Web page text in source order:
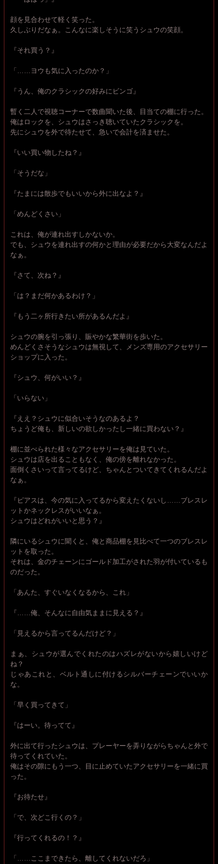
顔を見合わせて軽く笑った。
久しぶりだなぁ。こんなに楽しそうに笑うシュウの笑顔。
『それ買う？』
「……ヨウも気に入ったのか？」
『うん、俺のクラシックの好みにビンゴ』
暫く二人で視聴コーナーで数曲聞いた後、目当ての棚に行った。
俺はロックを、シュウはさっき聴いていたクラシックを。
先にシュウを外で待たせて、急いで会計を済ませた。
『いい買い物したね？』
「そうだな」
『たまには散歩でもいいから外に出なよ？』
「めんどくさい」
これは、俺が連れ出すしかないか。
でも、シュウを連れ出すの何かと理由が必要だから大変なんだよ
なぁ。
『さて、次ね？』
「は？まだ何かあるわけ？」
『もう二ヶ所行きたい所があるんだよ』
シュウの腕を引っ張り、賑やかな繁華街を歩いた。
めんどくさそうなシュウは無視して、メンズ専用のアクセサリー
ショップに入った。
『シュウ、何がいい？』
「いらない」
『ええ？シュウに似合いそうなのあるよ？
ちょうど俺も、新しいの欲しかったし一緒に買わない？』
棚に並べられた様々なアクセサリーを俺は見ていた。
シュウは店を出ることもなく、俺の傍を離れなかった。
面倒くさいって言ってるけど、ちゃんとついてきてくれるんだよ
なぁ。
『ピアスは、今の気に入ってるから変えたくないし……ブレスレ
ットかネックレスがいいなぁ。
シュウはどれがいいと思う？』
隣にいるシュウに聞くと、俺と商品棚を見比べて一つのブレスレ
ットを取った。
それは、金のチェーンにゴールド加工がされた羽が付いているも
のだった。
「あんた、すぐいなくなるから、これ」
『……俺、そんなに自由気ままに見える？』
「見えるから言ってるんだけど？」
まぁ、シュウが選んでくれたのはハズレがないから嬉しいけど
ね？
じゃあこれと、ベルト通しに付けるシルバーチェーンでいいか
な。
「早く買ってきて」
『はーい。待ってて』
外に出て行ったシュウは、プレーヤーを弄りながらちゃんと外で
待ってくれていた。
俺はその隙にもう一つ、目に止めていたアクセサリーを一緒に買
った。
『お待たせ』
「で、次どこ行くの？」
『行ってくれるの！？』
「……ここまできたら、離してくれないだろ」